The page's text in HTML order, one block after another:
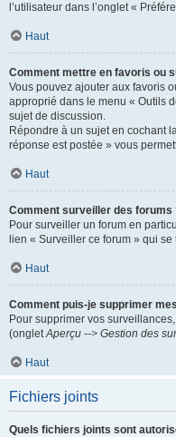
l’utilisateur dans l’onglet «
Haut
Comment mettre en favoris ou
Vous pouvez ajouter aux favoris
approprié dans le menu « Outils
sujet de discussion.
Répondre à un sujet en cochant
réponse est postée » vous
Haut
Comment surveiller des forums
Pour surveiller un forum en
lien « Surveiller ce forum » qui
Haut
Comment puis-je supprimer
Pour supprimer vos
(ongletAperçu --> Gestion des
Haut
Fichiers joints
Quels fichiers joints sont